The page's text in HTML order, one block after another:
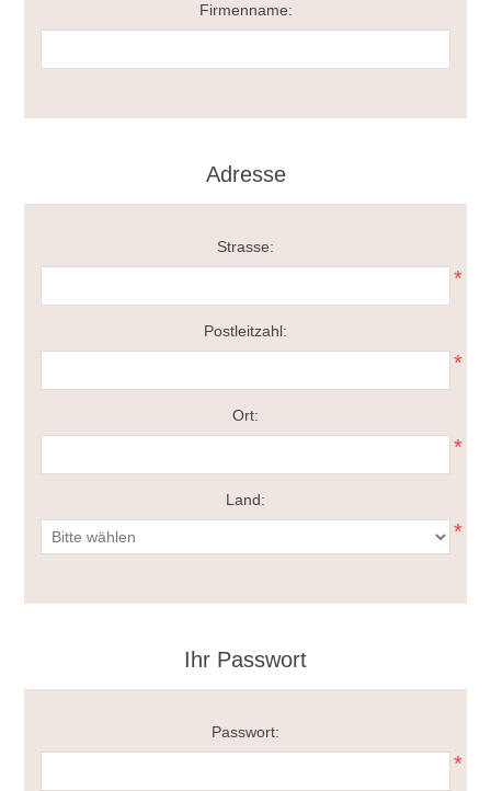
Firmenname:
Adresse
Strasse:
*
Postleitzahl:
*
Ort:
*
Land:
*
Ihr Passwort
Passwort:
*